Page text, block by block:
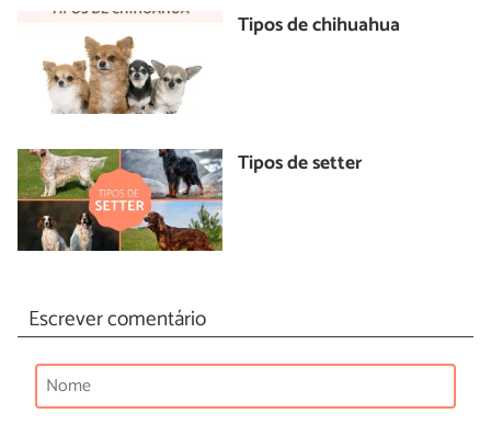
Tipos de chihuahua
Tipos de setter
Escrever comentário